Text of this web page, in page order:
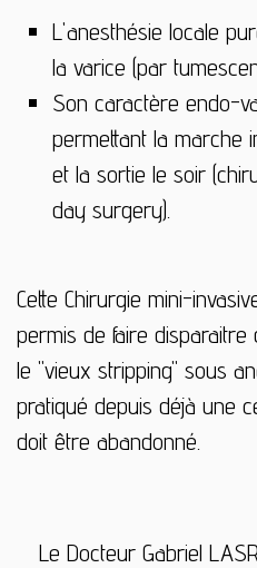
L'anesthésie locale
la varice (par
Son caractère endo-
permettant la marche
et la sortie le soir
day surgery).
Cette Chirurgie mini-
permis de faire
le "vieux stripping" sous
pratiqué depuis déjà une
doit être abandonné.
Le Docteur Gabriel